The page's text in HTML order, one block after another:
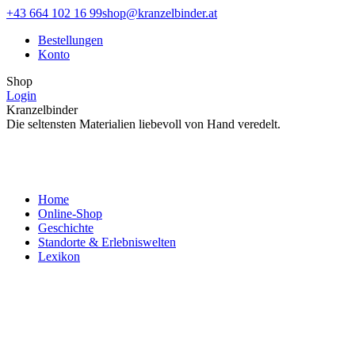
Zum
springen
Facebook
opens
window
Instagram
opens
window
+43 664 102 16 99shop@kranzelbinder.at
Bestellungen
Konto
Shop
Login
Kranzelbinder
Die seltensten Materialien liebevoll von Hand veredelt.
Home
Online-Shop
Geschichte
Standorte & Erlebniswelten
Lexikon